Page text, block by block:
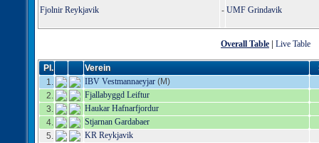
Fjolnir Reykjavik - UMF Grindavik
Overall Table Live Table
Pl. Verein
1.
IBV Vestmannaeyjar (M)
2.
Fjallabyggd Leiftur
3.
Haukar Hafnarfjordur
4.
Stjarnan Gardabaer
5.
KR Reykjavik